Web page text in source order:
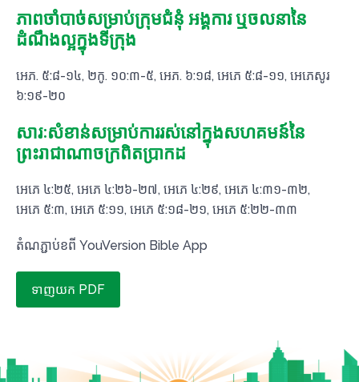
ភាពចាំបាច់សម្រាប់ក្រុមជំនុំ អង្គការ ឬចលនានៃ
ដំណឹងល្អក្នុងទីក្រុង
អេភ. ៥:៨​-​១៤, ២កូ. ១០:៣​-​៥, អេភ. ៦:១៨, អេភេ ៥:៨-១១, អេភេសូរ
៦:១៩-២០
សារៈសំខាន់សម្រាប់ការរស់នៅក្នុងសហគមន៍នៃ
ព្រះរាជាណាចក្រពិតប្រាកដ
អេភេ ៤:២៥, អេភេ ៤:២៦-២៧, អេភេ ៤:២៩, អេភេ ៤:៣១-៣២,
អេភេ ៥:៣, អេភេ ៥:១១, អេភេ ៥:១៨-២១, អេភេ ៥:២២-៣៣
តំណភ្ជាប់ខពី YouVersion Bible App
ទាញយក PDF